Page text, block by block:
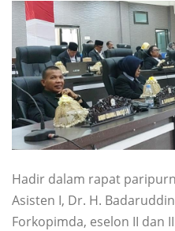
Hadir dalam rapat
Asisten I, Dr. H.
Forkopimda, eselon II dan